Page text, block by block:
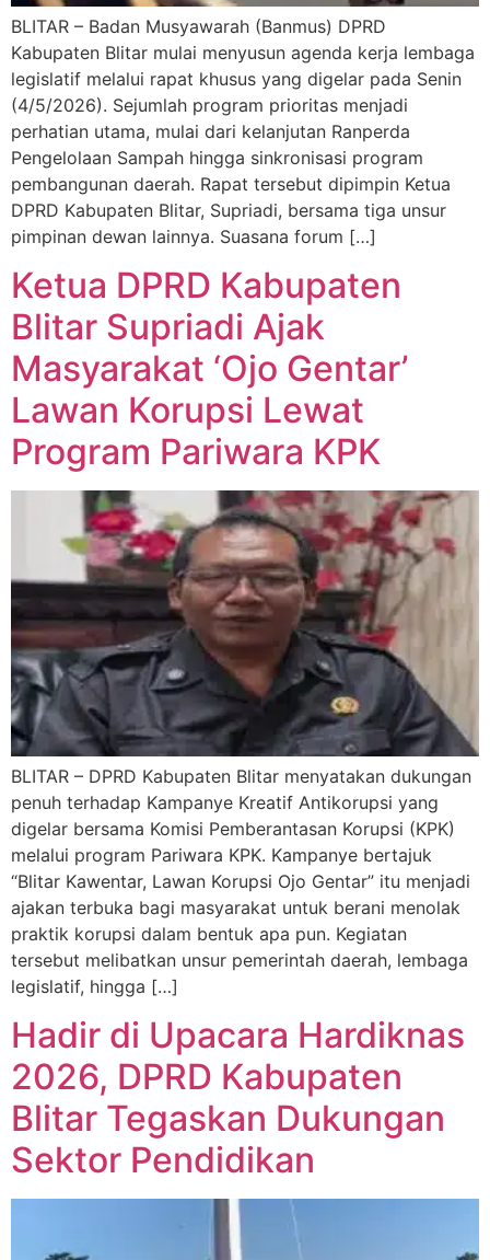
BLITAR – Badan Musyawarah (Banmus) DPRD
Kabupaten Blitar mulai menyusun agenda kerja lembaga
legislatif melalui rapat khusus yang digelar pada Senin
(4/5/2026). Sejumlah program prioritas menjadi
perhatian utama, mulai dari kelanjutan Ranperda
Pengelolaan Sampah hingga sinkronisasi program
pembangunan daerah. Rapat tersebut dipimpin Ketua
DPRD Kabupaten Blitar, Supriadi, bersama tiga unsur
pimpinan dewan lainnya. Suasana forum […]
Ketua DPRD Kabupaten
Blitar Supriadi Ajak
Masyarakat ‘Ojo Gentar’
Lawan Korupsi Lewat
Program Pariwara KPK
BLITAR – DPRD Kabupaten Blitar menyatakan dukungan
penuh terhadap Kampanye Kreatif Antikorupsi yang
digelar bersama Komisi Pemberantasan Korupsi (KPK)
melalui program Pariwara KPK. Kampanye bertajuk
“Blitar Kawentar, Lawan Korupsi Ojo Gentar” itu menjadi
ajakan terbuka bagi masyarakat untuk berani menolak
praktik korupsi dalam bentuk apa pun. Kegiatan
tersebut melibatkan unsur pemerintah daerah, lembaga
legislatif, hingga […]
Hadir di Upacara Hardiknas
2026, DPRD Kabupaten
Blitar Tegaskan Dukungan
Sektor Pendidikan